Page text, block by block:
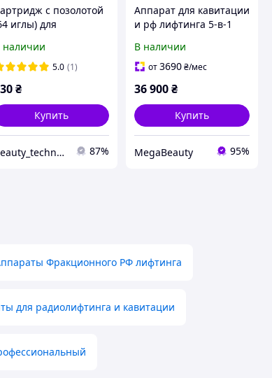
с позолотой
иглы) для
РФ
наличии
5.0 (1)
₴
Купить
Beauty_technologies_ 87%
Аппарат для кавитации
и рф лифтинга 5-в-1
управлением
В наличии
от3690₴/мес
36 900₴
Купить
MegaBeauty 95%
Фракционного РФ лифтинга
для радиолифтинга и кавитации